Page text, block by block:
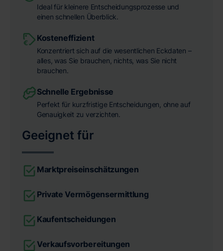
Ideal für kleinere Entscheidungsprozesse und
einen schnellen Überblick.
Kosteneffizient
Konzentriert sich auf die wesentlichen Eckdaten –
alles, was Sie brauchen, nichts, was Sie nicht
brauchen.
Schnelle Ergebnisse
Perfekt für kurzfristige Entscheidungen, ohne auf
Genauigkeit zu verzichten.
Geeignet für
Marktpreiseinschätzungen
Private Vermögensermittlung
Kaufentscheidungen
Verkaufsvorbereitungen